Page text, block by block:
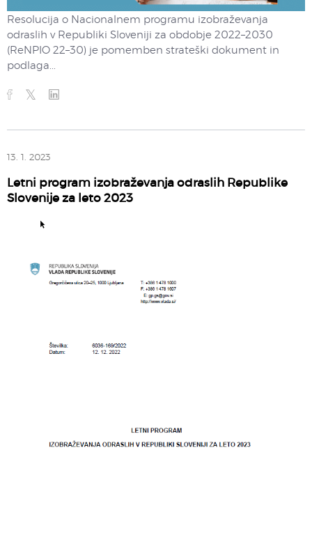
Resolucija o Nacionalnem programu izobraževanja
odraslih v Republiki Sloveniji za obdobje 2022–2030
(ReNPIO 22–30) je pomemben strateški dokument in
podlaga...
13. 1. 2023
Letni program izobraževanja odraslih Republike
Slovenije za leto 2023